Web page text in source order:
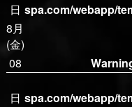
日
(金)
spa.com/webapp/
8月
08
日 spa.com/webapp/